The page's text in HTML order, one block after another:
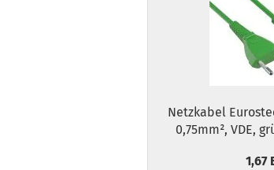
Netzkabel
0,75mm², VDE,
1,67